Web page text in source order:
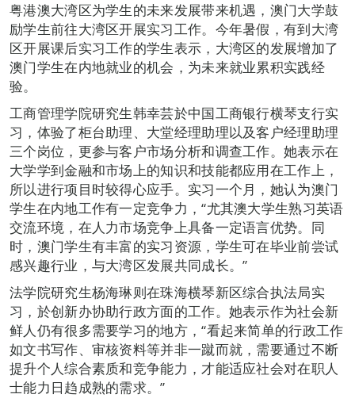
粤港澳大湾区为学生的未来发展带来机遇，澳门大学鼓
励学生前往大湾区开展实习工作。今年暑假，有到大湾
区开展课后实习工作的学生表示，大湾区的发展增加了
澳门学生在内地就业的机会，为未来就业累积实践经
验。
工商管理学院研究生韩幸芸於中国工商银行横琴支行实
习，体验了柜台助理、大堂经理助理以及客户经理助理
三个岗位，更参与客户市场分析和调查工作。她表示在
大学学到金融和市场上的知识和技能都应用在工作上，
所以进行项目时较得心应手。实习一个月，她认为澳门
学生在内地工作有一定竞争力，“尤其澳大学生熟习英语
交流环境，在人力市场竞争上具备一定语言优势。同
时，澳门学生有丰富的实习资源，学生可在毕业前尝试
感兴趣行业，与大湾区发展共同成长。”
法学院研究生杨海琳则在珠海横琴新区综合执法局实
习，於创新办协助行政方面的工作。她表示作为社会新
鲜人仍有很多需要学习的地方，“看起来简单的行政工作
如文书写作、审核资料等并非一蹴而就，需要通过不断
提升个人综合素质和竞争能力，才能适应社会对在职人
士能力日趋成熟的需求。”